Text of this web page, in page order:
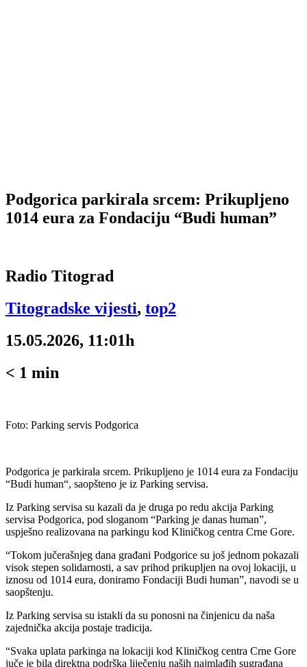
Podgorica parkirala srcem: Prikupljeno
1014 eura za Fondaciju “Budi human”
Radio Titograd
Titogradske vijesti, top2
15.05.2026, 11:01h
< 1 min
Foto: Parking servis Podgorica
Podgorica je parkirala srcem. Prikupljeno je 1014 eura za Fondaciju
“Budi human“, saopšteno je iz Parking servisa.
Iz Parking servisa su kazali da je druga po redu akcija Parking
servisa Podgorica, pod sloganom “Parking je danas human”,
uspješno realizovana na parkingu kod Kliničkog centra Crne Gore.
“Tokom jučerašnjeg dana građani Podgorice su još jednom pokazali
visok stepen solidarnosti, a sav prihod prikupljen na ovoj lokaciji, u
iznosu od 1014 eura, doniramo Fondaciji Budi human”, navodi se u
saopštenju.
Iz Parking servisa su istakli da su ​ponosni na činjenicu da naša
zajednička akcija postaje tradicija.
“Svaka uplata parkinga na lokaciji kod Kliničkog centra Crne Gore
juče je bila direktna podrška liječenju naših najmlađih sugrađana